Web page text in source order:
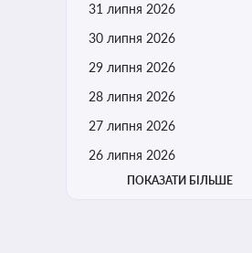
31 липня 2026
30 липня 2026
29 липня 2026
28 липня 2026
27 липня 2026
26 липня 2026
ПОКАЗАТИ БІЛЬШЕ